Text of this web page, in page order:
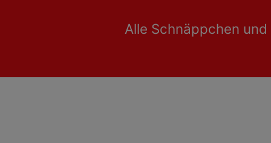
Alle Schnäppchen